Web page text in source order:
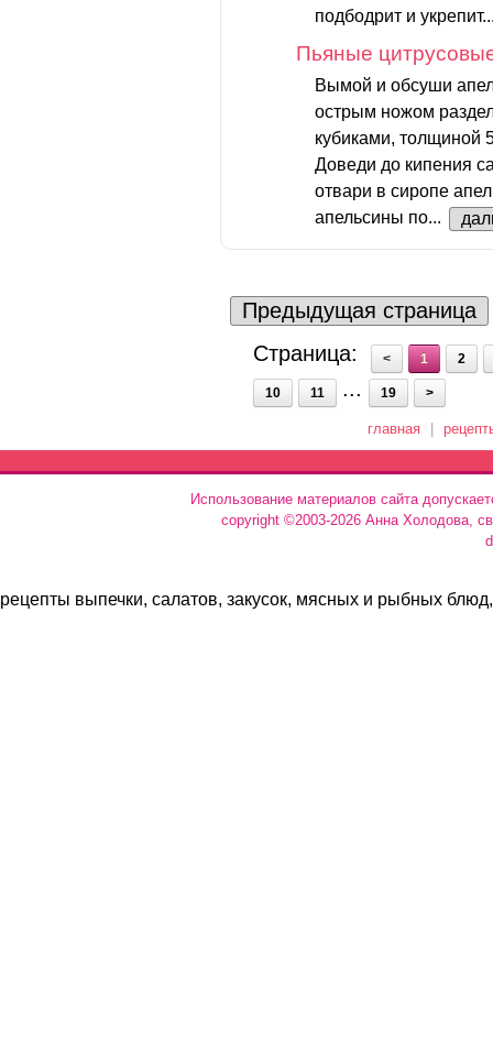
подбодрит и
Пьяные
Вымой и обсуши
острым ножом
кубиками, толщиной
Доведи до кипения
отвари в сиропе
апельсины по...
Предыдущая страница
Страница:
< 1 2
10 11 ... 19 >
главная
Использование материалов сайта
copyright ©2003-2026 Анна Холодова,
рецепты выпечки, салатов, закусок, мясных и рыбных